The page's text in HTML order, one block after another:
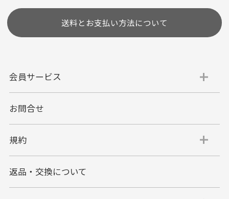
代金引換
代引手数料一律400円
す。
代金引換でのお支払い方法は現金のみとなりま
送料とお支払い方法について
会員サービス
お問合せ
規約
返品・交換について